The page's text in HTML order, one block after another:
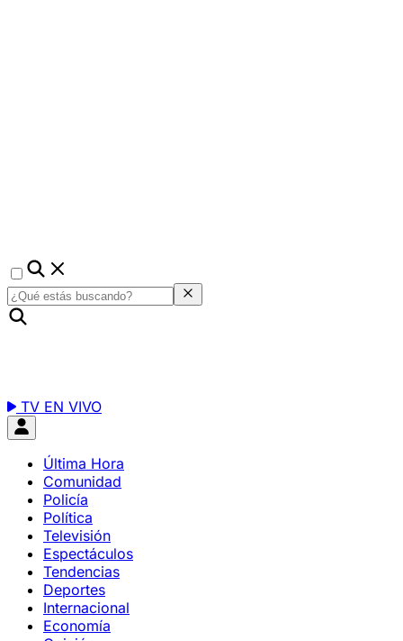
TV EN VIVO
Última Hora
Comunidad
Policía
Política
Televisión
Espectáculos
Tendencias
Deportes
Internacional
Economía